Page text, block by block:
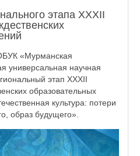
этапа XXХII
«Мурманская
универсальная научная
этап XXXII
образовательных
культура: потери
образ будущего».